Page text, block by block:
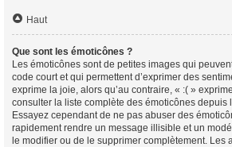
Haut
Que sont les émoticônes ?
Les émoticônes sont de petites images qui
code court et qui permettent d’exprimer des
exprime la joie, alors qu’au contraire, « :( »
consulter la liste complète des émoticônes depuis
Essayez cependant de ne pas abuser des
rapidement rendre un message illisible et un
le modifier ou de le supprimer complètement. Les